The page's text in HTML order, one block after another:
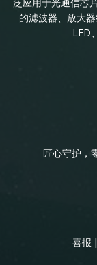
的滤波器、放大
LED
匠心守护，
喜报